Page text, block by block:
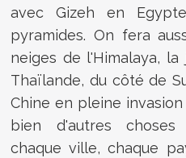
avec Gizeh en
pyramides. On fera
neiges de l'Himalaya,
Thaïlande, du côté de
Chine en pleine
bien d'autres choses
chaque ville, chaque